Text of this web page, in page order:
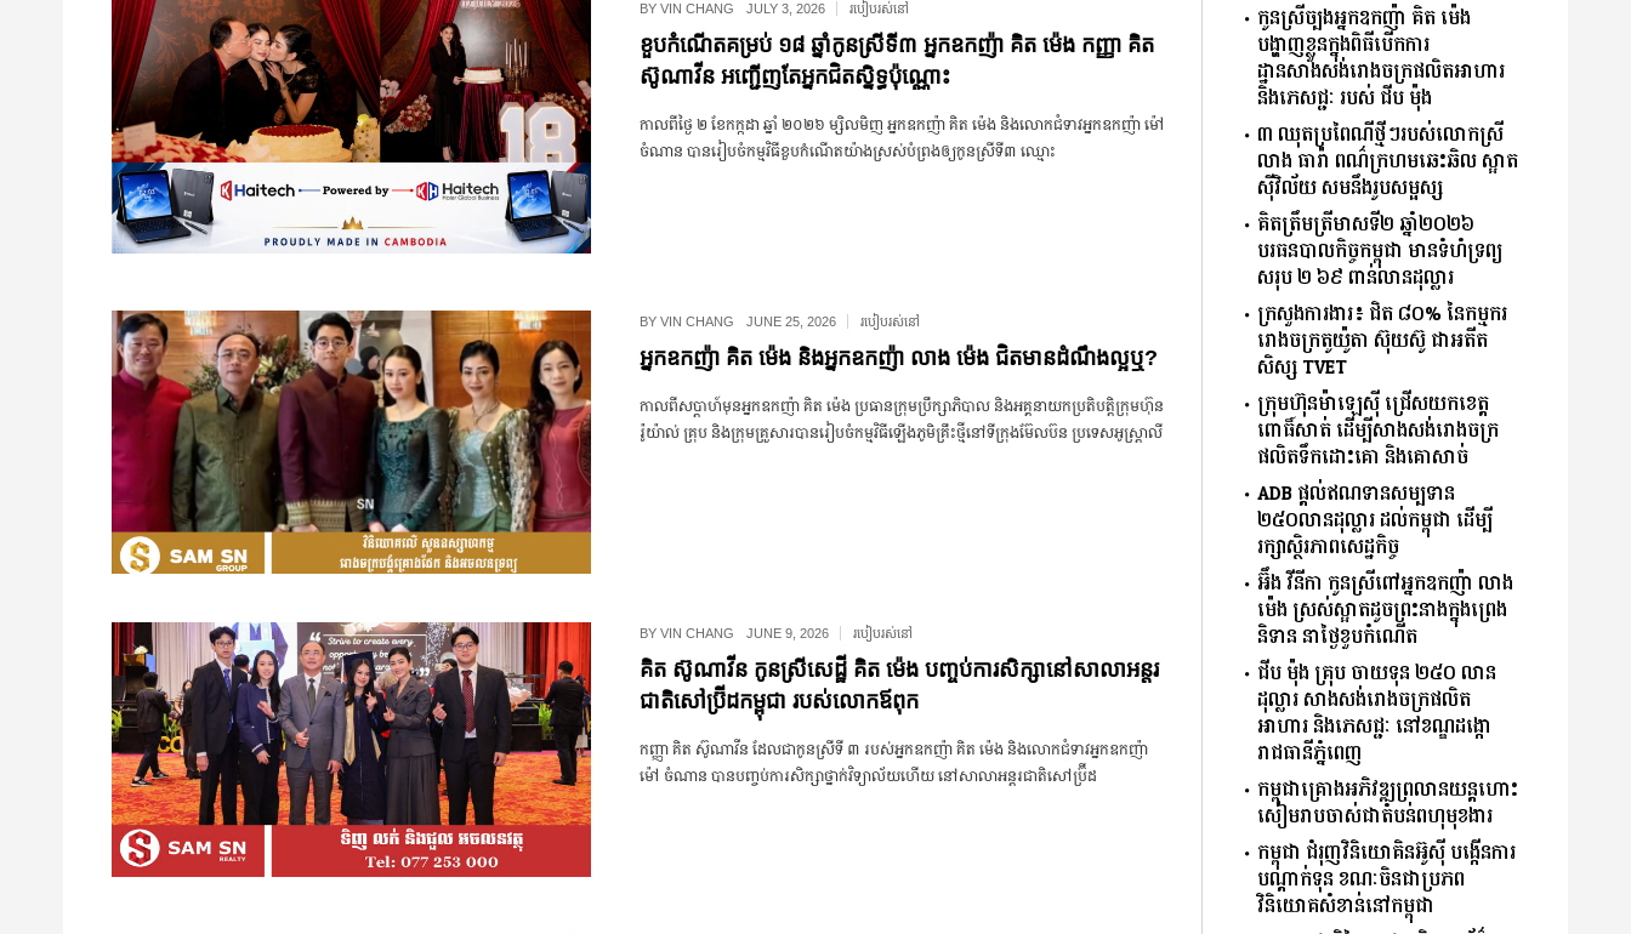
BYVIN CHANG JULY 3, 2026 របៀបរស់នៅ
ខួបកំណើតគម្រប់ ១៨ ឆ្នាំកូនស្រីទី៣ អ្នកឧកញ៉ា គិត ម៉េង កញ្ញា គិត
ស៊ូណាវីន អញ្ជើញតែអ្នកជិតស្និទ្ធប៉ុណ្ណោះ
កាលពី​​ថ្ងៃ ២ ខែ​កក្កដា ឆ្នាំ ២០២៦ ម្សិលមិញ ​​អ្នក​ឧកញ៉ា គិត ម៉េង និង​លោក​ជំទាវ​អ្នក​ឧកញ៉ា ម៉ៅ
ចំណាន បាន​រៀបចំ​កម្មវិធី​ខួប​កំណើត​យ៉ាង​ស្រស់​បំព្រងឲ្យ​កូន​ស្រី​ទី៣ ​ឈ្មោះ
BYVIN CHANG JUNE 25, 2026 របៀបរស់នៅ
អ្នកឧកញ៉ា គិត ម៉េង និងអ្នកឧកញ៉ា លាង ម៉េង ជិតមានដំណឹងល្អឬ?
កាលពី​សប្ដាហ៍​មុន​អ្នកឧកញ៉ា គិត ម៉េង ប្រធានក្រុមប្រឹក្សាភិបាល និងអគ្គនាយកប្រតិបត្តិក្រុមហ៊ុន
រ៉ូយ៉ាល់ គ្រុប និង​ក្រុម​គ្រួសារ​បាន​រៀបចំ​កម្មវិធី​ឡើង​ភូមិគ្រឹះ​ថ្មី​នៅ​ទីក្រុង​ម៊ែលប៊ន ប្រទេស​អូស្ត្រាលី
BYVIN CHANG JUNE 9, 2026 របៀបរស់នៅ
គិត ស៊ូណាវីន កូនស្រីសេដ្ឋី គិត ម៉េង បញ្ចប់ការសិក្សានៅសាលាអន្តរ
ជាតិសៅប្រ៊ីដកម្ពុជា របស់លោកឪពុក
កញ្ញា គិត ស៊ូណាវីន ដែល​ជា​កូន​ស្រី​ទី ៣ របស់​អ្នក​ឧកញ៉ា គិត ម៉េង និង​លោក​ជំទាវ​អ្នក​ឧកញ៉ា
ម៉ៅ ចំណាន បាន​បញ្ចប់​ការ​សិក្សា​ថ្នាក់​វិទ្យាល័យ​ហើយ នៅ​សាលា​អន្តរជាតិ​សៅប្រ៊ីដ​
កូនស្រីច្បងអ្នកឧកញ៉ា គិត ម៉េង
បង្ហាញខ្លួនក្នុងពិធីបើកការ
ដ្ឋានសាងសង់រោងចក្រផលិតអាហារ
និងភេសជ្ជៈ របស់ ជីប ម៉ុង
៣ ឈុតប្រពៃណីថ្មីៗរបស់លោកស្រី
លាង ធារ៉ា ពណ៌ក្រហមឆេះឆិល ស្អាត
​ស៊ីវិល័យ សមនឹងរូបសម្ផស្ស
គិត​ត្រឹមត្រីមាស​ទី​២​ ​ឆ្នាំ​២០២៦​
បរធន​បាលកិច្ច​កម្ពុជា​ ​មាន​ទំហំ​ទ្រព្យ​
សរុប​ ​២.៦៩​ ​ពាន់លាន​ដុល្លារ​
ក្រសួង​ការងារ​៖ ​ជិត​ ​៨០​% ​នៃ​កម្មករ​
រោងចក្រ​តូយ៉ូតា ​ស៊ុយ​ស៊ូ ​ជា​អតីត​
សិស្ស​ ​TVET​
ក្រុមហ៊ុន​ម៉ាឡេស៊ី ជ្រើសយកខេត្ដ
ពោធិ៍សាត់ ដើម្បីសាងសង់រោងចក្រ
ផលិតទឹកដោះគោ និងគោសាច់
ADB ផ្តល់ឥណទានសម្បទាន
២៥០លានដុល្លារ ដល់កម្ពុជា ដើម្បី
រក្សាស្ថិរភាពសេដ្ឋកិច្ច
អ៊ឹង វីនីកា កូនស្រីពៅអ្នកឧកញ៉ា លាង
ម៉េង ស្រស់ស្អាតដូចព្រះនាងក្នុងព្រេង
និទាន នាថ្ងៃខួបកំណើត
ជីប ម៉ុង គ្រុប ចាយទុន ២៥០ លាន
ដុល្លារ សាងសង់រោងចក្រផលិត
អាហារ និងភេសជ្ជៈ នៅខណ្ឌដង្កោ
រាជធានីភ្នំពេញ
កម្ពុជា​គ្រោង​អភិវឌ្ឍ​ព្រលានយន្តហោះ​
សៀមរាប​ចាស់​ជា​តំបន់​ពហុ​មុខងារ​
កម្ពុជា​ ​ជំរុញ​វិនិយោគិន​អ៊ូស៊ី ​បង្កើន​ការ​
បណ្តាក់ទុន ​ខណៈ​ចិន​ជា​ប្រភព​
វិនិយោគ​សំខាន់​នៅ​កម្ពុជា​